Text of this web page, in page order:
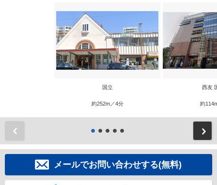
国立
約252m／4分
西友
約
メールでお問い合わせする(無料)